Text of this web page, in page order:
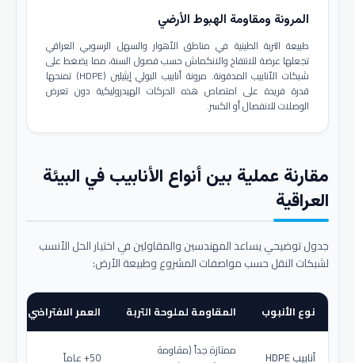
المرونة ومقاومة الهبوط الأرضي
طبيعة التربة الطينية في مناطق الأهوار والسهل الرسوبي العراقي
تجعلها عرضة للانتفاخ والانكماش حسب فصول السنة، مما يضغط على
شبكات الأنابيب المدفونة. مرونة أنابيب البولي إيثيلين (HDPE) تمنحها
قدرة فريدة على امتصاص هذه الحركات الهيدروليكية دون تعرض
الوصلات للانفصال أو الكسر.
مقارنة عملية بين أنواع الأنابيب في البيئة
العراقية
جدول توضيحي يساعد المهندسين والمقاولين في اختيار الحل الأنسب
لشبكات النقل حسب مواصفات المشروع وطبيعة الأرض:
نوع الأنبوب المقاومة لملوحة التربة العمر الافتراضي
أنابيب HDPE
ممتازة جداً (مقاومة
50+ عاماً